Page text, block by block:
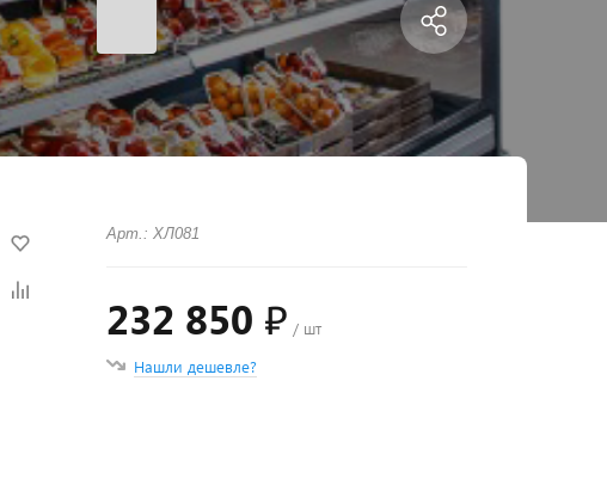
Арт.: ХЛ081
232 850 ₽ / шт
Нашли дешевле?